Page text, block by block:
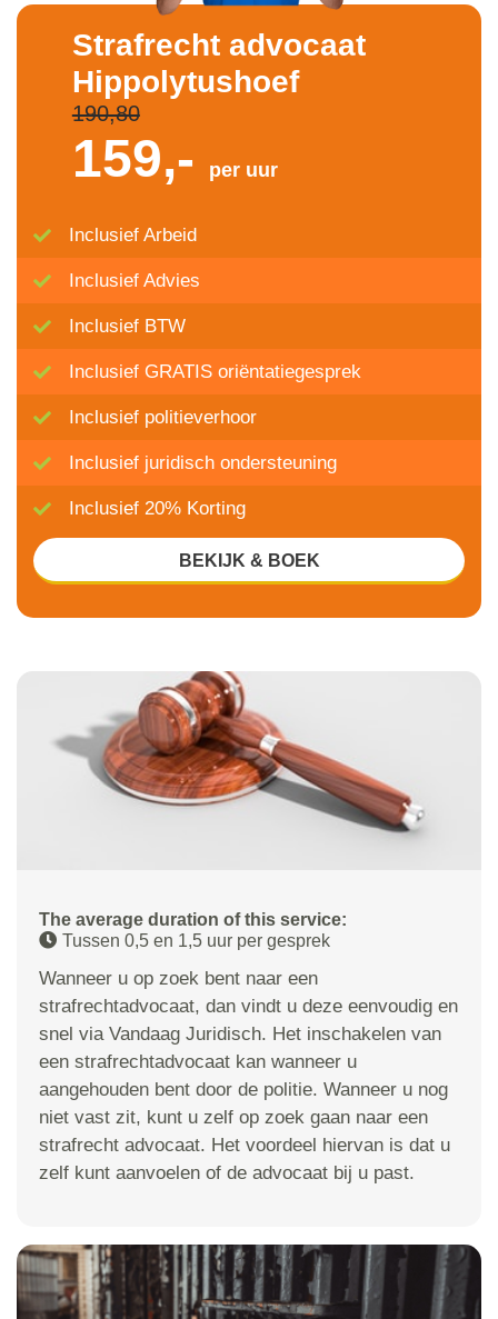
The average duration of this service:
Tussen 0,5 en 1,5 uur per gesprek
Wanneer u op zoek bent naar een
strafrechtadvocaat, dan vindt u deze eenvoudig en
snel via Vandaag Juridisch. Het inschakelen van
een strafrechtadvocaat kan wanneer u
aangehouden bent door de politie. Wanneer u nog
niet vast zit, kunt u zelf op zoek gaan naar een
strafrecht advocaat. Het voordeel hiervan is dat u
zelf kunt aanvoelen of de advocaat bij u past.
Strafrecht advocaat
Hippolytushoef
190,80
159,- per uur
Inclusief Arbeid
Inclusief Advies
Inclusief BTW
Inclusief GRATIS oriëntatiegesprek
Inclusief politieverhoor
Inclusief juridisch ondersteuning
Inclusief 20% Korting
BEKIJK & BOEK